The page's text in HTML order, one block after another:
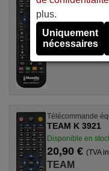
TEAM
Pour INFR REM
Télécommande
TEAM K 3921
Disponible en
20,90 € (TVA
TEAM
plus.
Uniquement
nécessaires